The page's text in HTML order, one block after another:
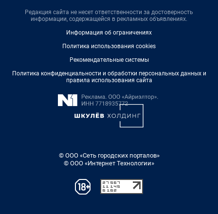
Редакция сайта не несет ответственности за достоверность
информации, содержащейся в рекламных объявлениях.
Информация об ограничениях
Политика использования cookies
Рекомендательные системы
Политика конфиденциальности и обработки персональных данных и
правила использования сайта
© ООО «Сеть городских порталов»
© ООО «Интернет Технологии»